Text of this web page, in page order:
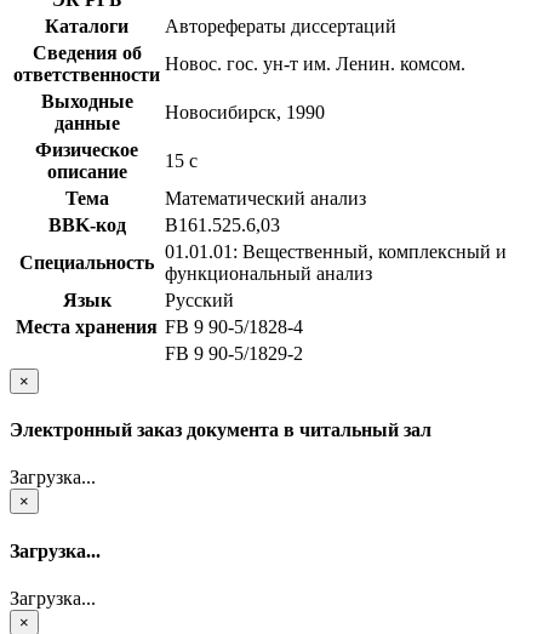
Каталоги
Авторефераты диссертаций
Сведения об
ответственности
Новос. гос. ун-т им. Ленин. комсом.
Выходные
данные
Новосибирск, 1990
Физическое
описание
15 с
Тема
Математический анализ
BBK-код
В161.525.6,03
Специальность
01.01.01: Вещественный, комплексный и
функциональный анализ
Язык
Русский
Места хранения FB 9 90-5/1828-4
FB 9 90-5/1829-2
×
Электронный заказ документа в читальный зал
Загрузка...
×
Загрузка...
Загрузка...
×